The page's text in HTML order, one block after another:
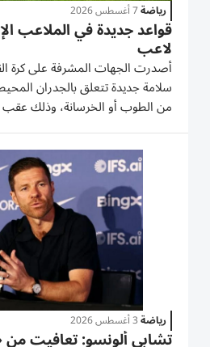
رياضة7 أغسطس 2026
قواعد جديدة في الملاعب
لاعب
أصدرت الجهات المشرفة على كرة
سلامة جديدة تتعلق بالجدران
من الطوب أو الخرسانة، وذلك عقب
أرسنال السابق بيلي فيغار.
الدماغ خلال...
رياضة3 أغسطس 2026
تشابي ألونسو: تعافيت من